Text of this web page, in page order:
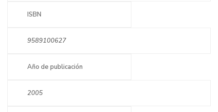
ISBN
9589100627
Año de publicación
2005